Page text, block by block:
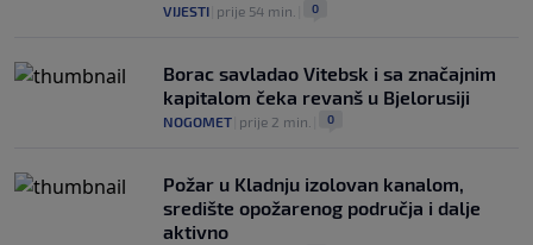
VIJESTI prije 54 min. 0
Borac savladao Vitebsk i sa značajnim
kapitalom čeka revanš u Bjelorusiji
NOGOMET prije 2 min. 0
Požar u Kladnju izolovan kanalom,
središte opožarenog područja i dalje
aktivno